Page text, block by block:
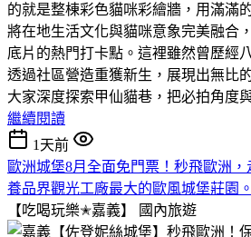
的就是整棟彩色貓咪彩繪牆，用滿滿
將在地生活文化與貓咪意象完美融合
底片的熱門打卡點。這裡雖然曾歷經
透過社區營造重獲新生，展現出無比
大家深度探索甲仙貓巷，把必拍角度
繼續閱讀
1天前
歐洲城堡8月全面免門票！秒飛歐洲
養品界觀光工廠最大的歐風城堡莊園
【吃喝玩樂✭嘉義】
國內旅遊